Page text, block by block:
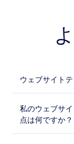
ウェブサイト
私のウェブサ
点は何ですか？